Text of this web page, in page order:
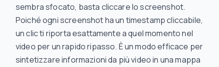
sembra sfocato, basta cliccare lo screenshot.
Poiché ogni screenshot ha un timestamp cliccabile,
un clic ti riporta esattamente a quel momento nel
video per un rapido ripasso. È un modo efficace per
sintetizzare informazioni da più video in una mappa